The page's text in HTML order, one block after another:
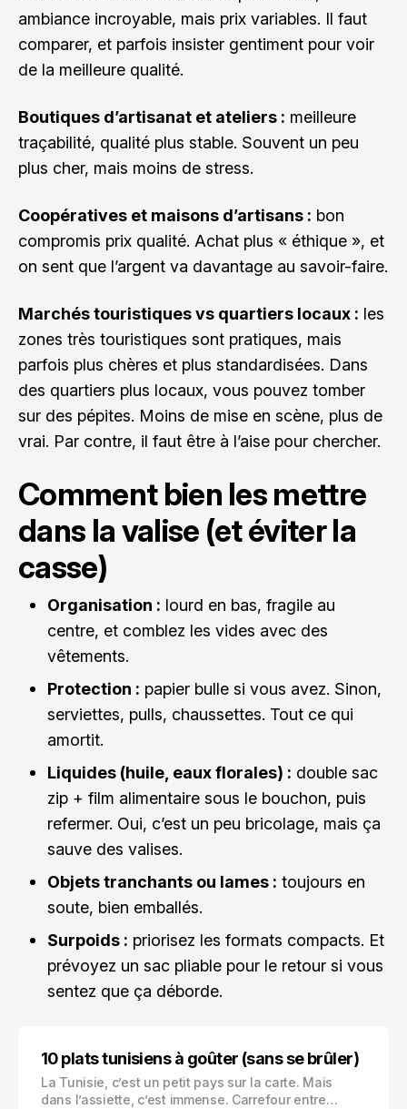
ambiance incroyable, mais prix variables. Il faut
comparer, et parfois insister gentiment pour voir
de la meilleure qualité.
Boutiques d’artisanat et ateliers : meilleure
traçabilité, qualité plus stable. Souvent un peu
plus cher, mais moins de stress.
Coopératives et maisons d’artisans : bon
compromis prix qualité. Achat plus « éthique », et
on sent que l’argent va davantage au savoir-faire.
Marchés touristiques vs quartiers locaux : les
zones très touristiques sont pratiques, mais
parfois plus chères et plus standardisées. Dans
des quartiers plus locaux, vous pouvez tomber
sur des pépites. Moins de mise en scène, plus de
vrai. Par contre, il faut être à l’aise pour chercher.
Comment bien les mettre
dans la valise (et éviter la
casse)
Organisation : lourd en bas, fragile au
centre, et comblez les vides avec des
vêtements.
Protection : papier bulle si vous avez. Sinon,
serviettes, pulls, chaussettes. Tout ce qui
amortit.
Liquides (huile, eaux florales) : double sac
zip + film alimentaire sous le bouchon, puis
refermer. Oui, c’est un peu bricolage, mais ça
sauve des valises.
Objets tranchants ou lames : toujours en
soute, bien emballés.
Surpoids : priorisez les formats compacts. Et
prévoyez un sac pliable pour le retour si vous
sentez que ça déborde.
10 plats tunisiens à goûter (sans se brûler)
La Tunisie, c’est un petit pays sur la carte. Mais
dans l’assiette, c’est immense. Carrefour entre